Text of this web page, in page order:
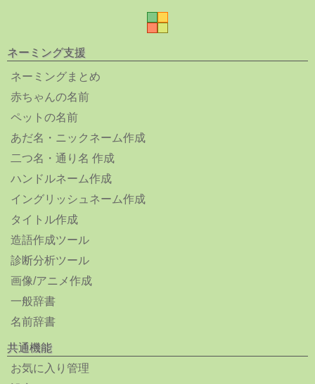
ネーミング支援
ネーミングまとめ
赤ちゃんの名前
ペットの名前
あだ名・ニックネーム作成
二つ名・通り名 作成
ハンドルネーム作成
イングリッシュネーム作成
タイトル作成
造語作成ツール
診断分析ツール
画像/アニメ作成
一般辞書
名前辞書
共通機能
お気に入り管理